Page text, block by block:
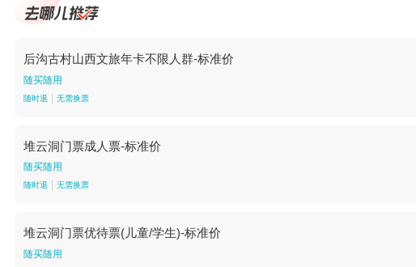
后沟古村山西文旅年卡不限人群-标准价
随买随用
随时退 无需换票
堆云洞门票成人票-标准价
随买随用
随时退 无需换票
堆云洞门票优待票(儿童/学生)-标准价
随买随用